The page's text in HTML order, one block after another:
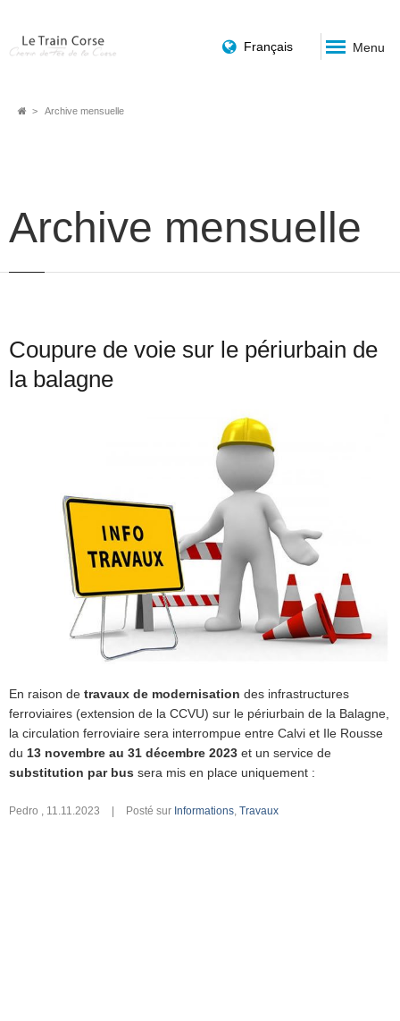
Français Menu
FilArchive mensuelle
Archive mensuelle
Coupure de voie sur le périurbain de
la balagne
En raison de travaux de modernisation des infrastructures
ferroviaires (extension de la CCVU) sur le périurbain de la Balagne,
la circulation ferroviaire sera interrompue entre Calvi et Ile Rousse
du 13 novembre au 31 décembre 2023 et un service de
substitution par bus sera mis en place uniquement :
Pedro , 11.11.2023 Posté sur Informations, Travaux